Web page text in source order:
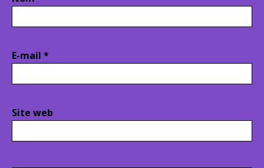
E-mail *
Site web